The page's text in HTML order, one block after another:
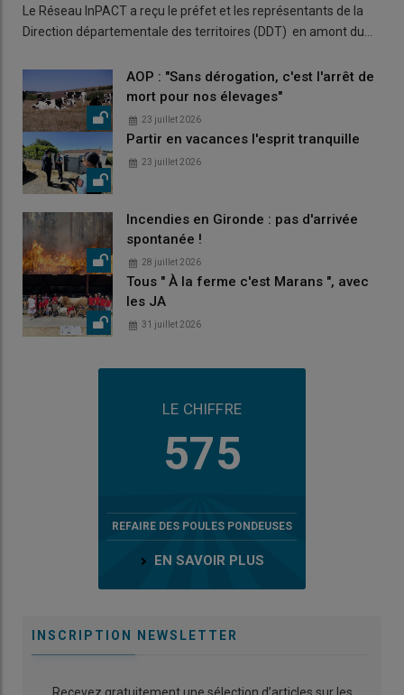
Le Réseau InPACT a reçu le préfet et les représentants de la
Direction départementale des territoires (DDT) en amont du…
AOP : "Sans dérogation, c'est l'arrêt de
mort pour nos élevages"
23 juillet 2026
Partir en vacances l'esprit tranquille
23 juillet 2026
Incendies en Gironde : pas d'arrivée
spontanée !
28 juillet 2026
Tous " À la ferme c'est Marans ", avec
les JA
31 juillet 2026
LE CHIFFRE
575
REFAIRE DES POULES PONDEUSES
EN SAVOIR PLUS
INSCRIPTION NEWSLETTER